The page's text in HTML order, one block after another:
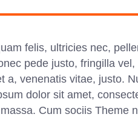
felis, ultricies nec,
pede justo, fringilla
a, venenatis vitae, justo.
dolor sit amet,
Cum sociis Theme